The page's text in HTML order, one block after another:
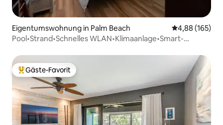
Eigentumswohnung in Palm Beach
4,88 (165)
Pool•Strand•Schnelles WLAN•Klimaanlage•Smart-
Beliebter Gäste-Favorit.
Gäste-Favorit